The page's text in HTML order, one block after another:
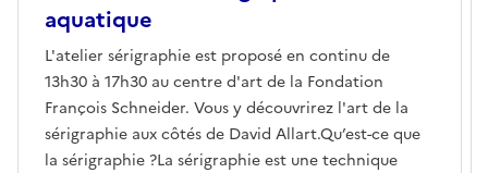
aquatique
L'atelier sérigraphie est proposé en continu de
13h30 à 17h30 au centre d'art de la Fondation
François Schneider. Vous y découvrirez l'art de la
sérigraphie aux côtés de David Allart.Qu’est-ce que
la sérigraphie ?La sérigraphie est une technique